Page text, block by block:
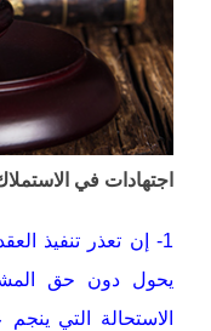
اجتهادات في
1- إن تعذر تنفيذ
يحول دون حق
الاستحالة التي ينجم